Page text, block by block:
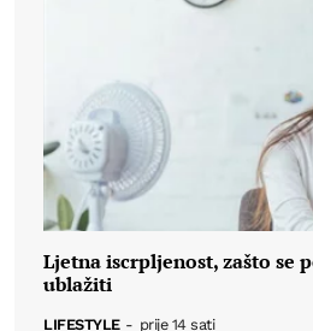
Ljetna iscrpljenost, zašto se
ublažiti
LIFESTYLE - prije 14 sati